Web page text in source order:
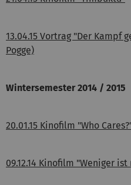
13.04.15 Vortrag "Der Kampf
Pogge)
Wintersemester 2014 / 2015
20.01.15 Kinofilm "Who
09.12.14 Kinofilm "Weniger